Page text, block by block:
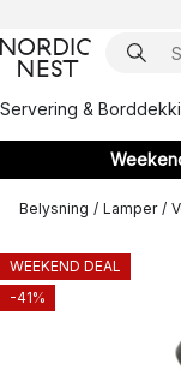
Servering &
Belysning / Lamper /
WEEKEND DEAL
-41%